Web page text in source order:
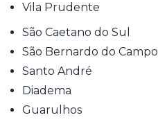
Vila Prudente
São Caetano do Sul
São Bernardo do Campo
Santo André
Diadema
Guarulhos